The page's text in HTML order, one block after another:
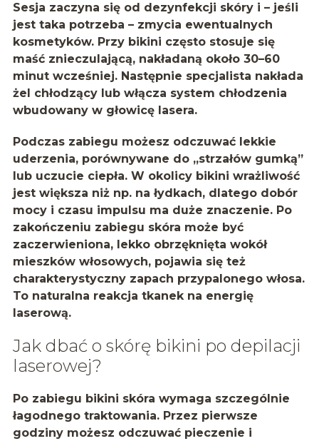
Sesja zaczyna się od dezynfekcji skóry i – jeśli
jest taka potrzeba – zmycia ewentualnych
kosmetyków. Przy bikini często stosuje się
maść znieczulającą, nakładaną około 30–60
minut wcześniej. Następnie specjalista nakłada
żel chłodzący lub włącza system chłodzenia
wbudowany w głowicę lasera.
Podczas zabiegu możesz odczuwać lekkie
uderzenia, porównywane do „strzałów gumką”
lub uczucie ciepła. W okolicy bikini wrażliwość
jest większa niż np. na łydkach, dlatego dobór
mocy i czasu impulsu ma duże znaczenie. Po
zakończeniu zabiegu skóra może być
zaczerwieniona, lekko obrzęknięta wokół
mieszków włosowych, pojawia się też
charakterystyczny zapach przypalonego włosa.
To naturalna reakcja tkanek na energię
laserową.
Jak dbać o skórę bikini po depilacji
laserowej?
Po zabiegu bikini skóra wymaga szczególnie
łagodnego traktowania. Przez pierwsze
godziny możesz odczuwać pieczenie i